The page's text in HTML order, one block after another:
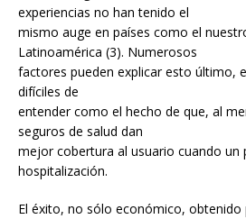
experiencias no han tenido el
mismo auge en países como el
Latinoamérica (3). Numerosos
factores pueden explicar esto último,
difíciles de
entender como el hecho de que, al
seguros de salud dan
mejor cobertura al usuario cuando un
hospitalización.
El éxito, no sólo económico, obtenido